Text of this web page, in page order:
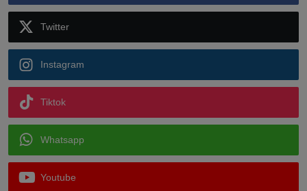
Twitter
Instagram
Tiktok
Whatsapp
Youtube